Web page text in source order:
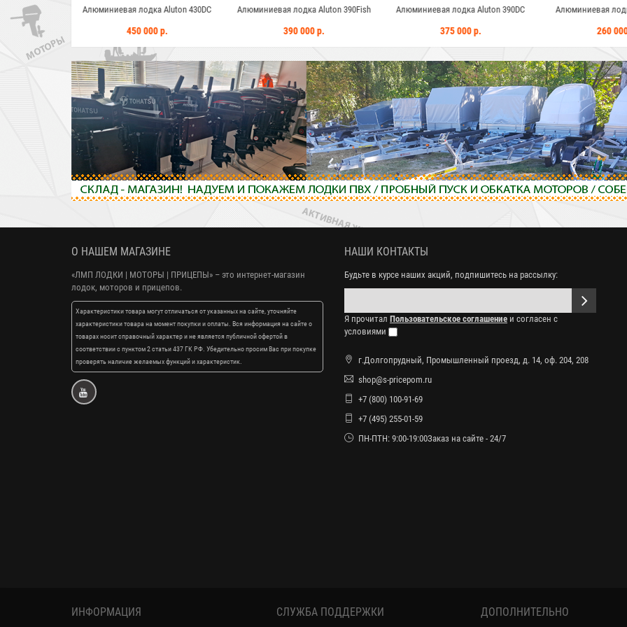
Aluton 430DC Алюминиевая лодка Aluton 390Fish
390 000 р.
Алюминиевая лодка Aluton 390DC
375 000 р.
Алюминиевая лодка Aluton 390P
260 000 р.
Алюминиевая
305
О НАШЕМ МАГАЗИНЕ
«ЛМП ЛОДКИ | МОТОРЫ | ПРИЦЕПЫ» – это интернет-магазин
лодок, моторов и прицепов.
Характеристики товара могут отличаться от указанных на сайте, уточняйте
характеристики товара на момент покупки и оплаты. Вся информация на сайте о
товарах носит справочный характер и не является публичной офертой в
соответствии с пунктом 2 статьи 437 ГК РФ. Убедительно просим Вас при покупке
проверять наличие желаемых функций и характеристик.
НАШИ КОНТАКТЫ
Будьте в курсе наших акций, подпишитесь на рассылку:
Я прочитал Пользовательское соглашение и согласен с
условиями
г.Долгопрудный, Промышленный проезд, д. 14, оф. 204, 208
shop@s-pricepom.ru
+7 (800) 100-91-69
+7 (495) 255-01-59
ПН-ПТН: 9:00-19:00Заказ на сайте - 24/7
ИНФОРМАЦИЯ СЛУЖБА ПОДДЕРЖКИ ДОПОЛНИТЕЛЬНО